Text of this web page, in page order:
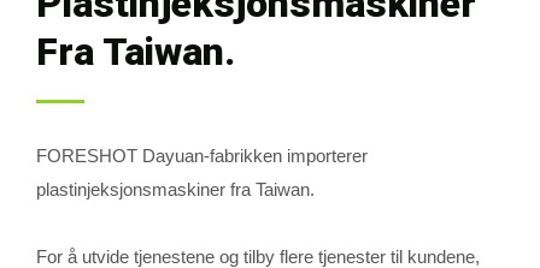
Fra Taiwan.
FORESHOT Dayuan-fabrikken importerer
plastinjeksjonsmaskiner fra Taiwan.
For å utvide tjenestene og tilby flere tjenester til kundene,